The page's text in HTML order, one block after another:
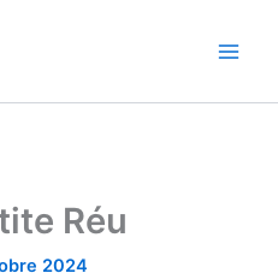
Réu
2024